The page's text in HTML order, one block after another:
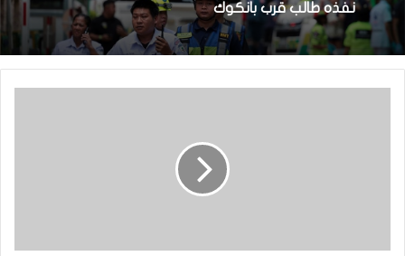
نفذه طالب قرب بانكوك